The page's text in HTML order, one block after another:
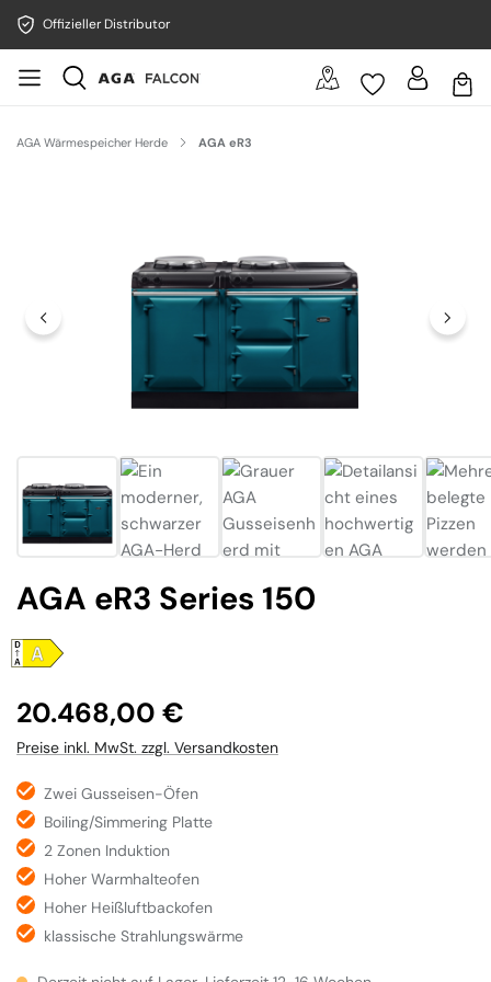
Offizieller Distributor
AGA Wärmespeicher Herde AGA eR3
AGA eR3 Series 150
Regulärer Preis:
20.468,00 €
Preise inkl. MwSt. zzgl. Versandkosten
Zwei Gusseisen-Öfen
Boiling/Simmering Platte
2 Zonen Induktion
Hoher Warmhalteofen
Hoher Heißluftbackofen
klassische Strahlungswärme